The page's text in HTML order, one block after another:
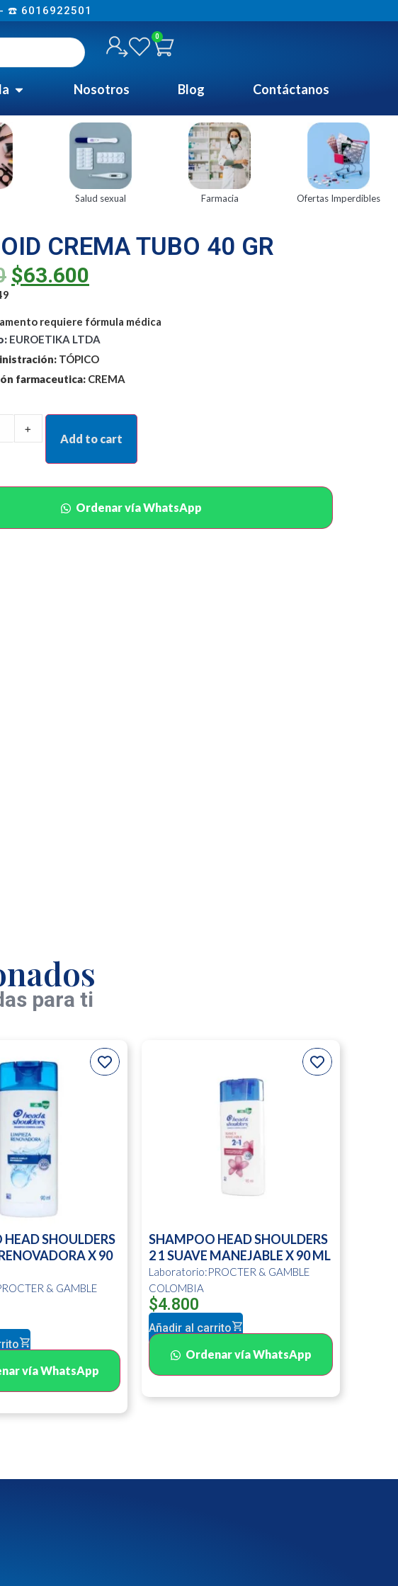
☎️ 6016922501
0
Nosotros Blog Contáctanos
Salud sexual Farmacia Ofertas Imperdibles
CREMA TUBO 40 GR
$63.600
requiere fórmula médica
EUROETIKA LTDA
TÓPICO
farmaceutica: CREMA
+
Add to cart
Ordenar vía WhatsApp
para ti
SHOULDERS
X 90
& GAMBLE
vía WhatsApp
SHAMPOO HEAD SHOULDERS
2 1 SUAVE MANEJABLE X 90 ML
Laboratorio:PROCTER & GAMBLE
COLOMBIA
$4.800
Añadir al carrito
Ordenar vía WhatsApp